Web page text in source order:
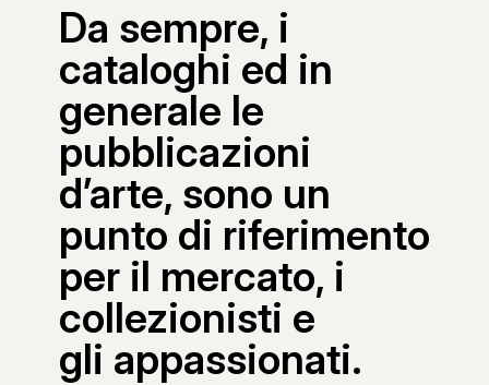
Da sempre, i
cataloghi ed in
generale le
pubblicazioni
d’arte, sono un
punto di riferimento
per il mercato, i
collezionisti e
gli appassionati.